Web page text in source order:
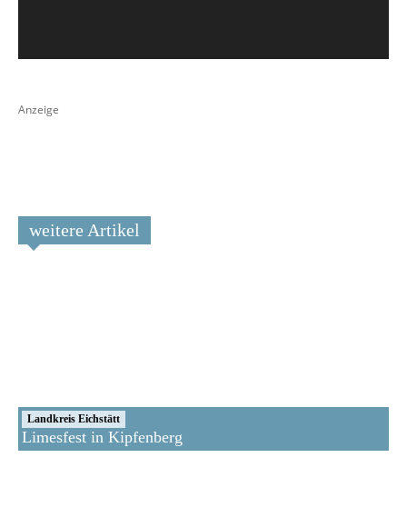
weitere Artikel
Landkreis Eichstätt
Limesfest in Kipfenberg
Anzeige